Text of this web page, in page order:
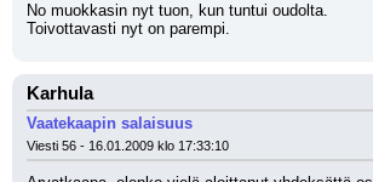
No muokkasin nyt tuon, kun tuntui oudolta.
Toivottavasti nyt on parempi.
Karhula
Vaatekaapin salaisuus
Viesti 56 - 16.01.2009 klo 17:33:10